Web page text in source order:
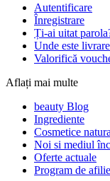
Autentificare
Înregistrare
Ți-ai uitat
Unde este
Valorifică
Aflați mai multe
beauty Blog
Ingrediente
Cosmetice
Noi si mediul
Oferte actuale
Program de